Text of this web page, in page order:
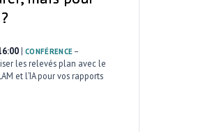
| CONFÉRENCE –
les relevés plan avec le
et l’IA pour vos rapports